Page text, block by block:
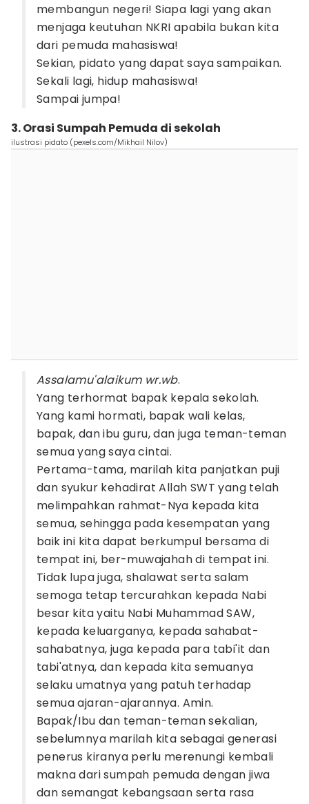
membangun negeri! Siapa lagi yang akan
menjaga keutuhan NKRI apabila bukan kita
dari pemuda mahasiswa!
Sekian, pidato yang dapat saya sampaikan.
Sekali lagi, hidup mahasiswa!
Sampai jumpa!
3. Orasi Sumpah Pemuda di sekolah
ilustrasi pidato (pexels.com/Mikhail Nilov)
Assalamu'alaikum wr.wb.
Yang terhormat bapak kepala sekolah.
Yang kami hormati, bapak wali kelas,
bapak, dan ibu guru, dan juga teman-teman
semua yang saya cintai.
Pertama-tama, marilah kita panjatkan puji
dan syukur kehadirat Allah SWT yang telah
melimpahkan rahmat-Nya kepada kita
semua, sehingga pada kesempatan yang
baik ini kita dapat berkumpul bersama di
tempat ini, ber-muwajahah di tempat ini.
Tidak lupa juga, shalawat serta salam
semoga tetap tercurahkan kepada Nabi
besar kita yaitu Nabi Muhammad SAW,
kepada keluarganya, kepada sahabat-
sahabatnya, juga kepada para tabi'it dan
tabi'atnya, dan kepada kita semuanya
selaku umatnya yang patuh terhadap
semua ajaran-ajarannya. Amin.
Bapak/Ibu dan teman-teman sekalian,
sebelumnya marilah kita sebagai generasi
penerus kiranya perlu merenungi kembali
makna dari sumpah pemuda dengan jiwa
dan semangat kebangsaan serta rasa